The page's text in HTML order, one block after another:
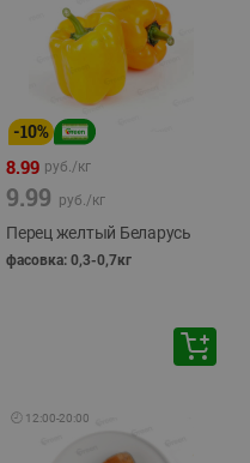
-10%
8.99 руб./кг
9.99 руб./кг
Перец желтый Беларусь
фасовка: 0,3-0,7кг
🕘 12:00-20:00